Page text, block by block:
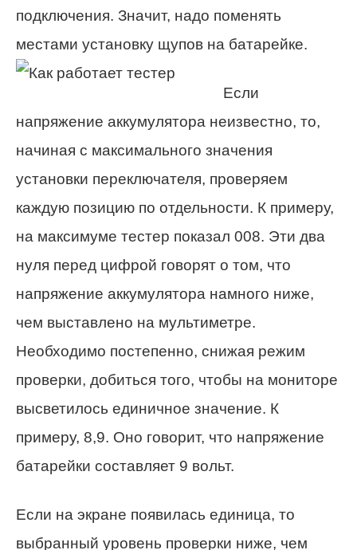
подключения. Значит, надо поменять
местами установку щупов на батарейке.
Если
напряжение аккумулятора неизвестно, то,
начиная с максимального значения
установки переключателя, проверяем
каждую позицию по отдельности. К примеру,
на максимуме тестер показал 008. Эти два
нуля перед цифрой говорят о том, что
напряжение аккумулятора намного ниже,
чем выставлено на мультиметре.
Необходимо постепенно, снижая режим
проверки, добиться того, чтобы на мониторе
высветилось единичное значение. К
примеру, 8,9. Оно говорит, что напряжение
батарейки составляет 9 вольт.
Если на экране появилась единица, то
выбранный уровень проверки ниже, чем